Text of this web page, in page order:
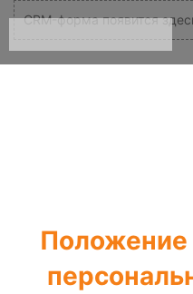
CRM-форма появится
Положение